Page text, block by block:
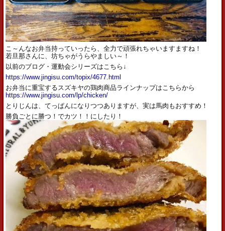
こ～んなお弁当持っていったら、全力で頑張れちゃいますますね！
若旦那さんに、坊ちゃがうらやましい～！
以前のブログ・運動会シリーズはこちら↓
https://www.jingisu.com/topix/4677.html
お弁当に重宝するスズキヤの鶏肉商品ラインナップはこちらから
https://www.jingisu.com/lp/chicken/
とりじんは、てっぱんになりつつありますが、実は馬肉もおすすめ！
勝負ごとに勝つ！でカツ！！にしたり！